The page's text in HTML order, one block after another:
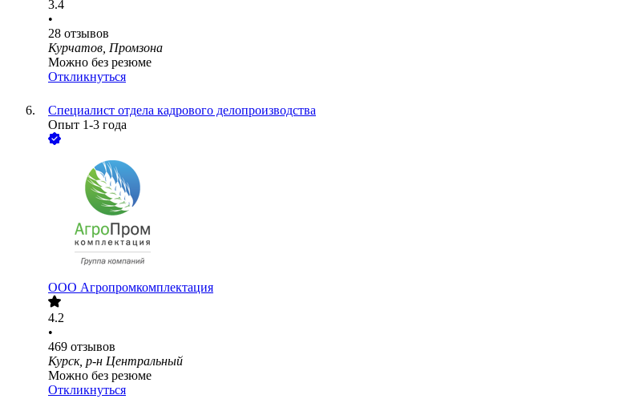
3.4
•
28 отзывов
Курчатов, Промзона
Можно без резюме
Откликнуться
Специалист отдела кадрового делопроизводства
Опыт 1-3 года
ООО Агропромкомплектация
4.2
•
469 отзывов
Курск, р-н Центральный
Можно без резюме
Откликнуться